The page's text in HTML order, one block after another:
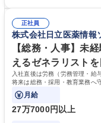
平均100件前後■メール・手紙：同上40件前
相談室】お客様のお声をも
すのでご安心ください。
う会社として、お客様との
を込めてコミュニケーシ
す。 学歴・資格 学歴：大学院 大学 高専 短大 専修学校 高校 語学力： 資
格：
正社員
株式会社日立医薬情報
【総務・人事】未
えるゼネラリスト
入社直後は労務（労務管理・給
将来は総務・採用・教育業務へ
ます。
月給
27万7000円以上